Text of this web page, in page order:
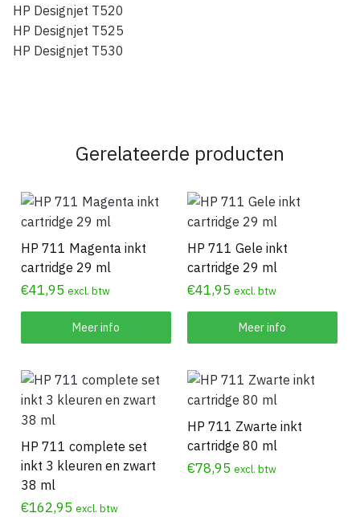
HP Designjet T520
HP Designjet T525
HP Designjet T530
Gerelateerde producten
HP 711 Magenta inkt
cartridge 29 ml
€41,95 excl. btw
Meer info
HP 711 Gele inkt
cartridge 29 ml
€41,95 excl. btw
Meer info
HP 711 complete set
inkt 3 kleuren en zwart
38 ml
€162,95 excl. btw
HP 711 Zwarte inkt
cartridge 80 ml
€78,95 excl. btw